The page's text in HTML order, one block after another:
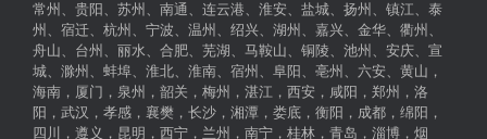
常州、贵阳、苏州、南通、连云港、淮安、盐城、扬州、镇江、泰
州、宿迁、杭州、宁波、温州、绍兴、湖州、嘉兴、金华、衢州、
舟山、台州、丽水、合肥、芜湖、马鞍山、铜陵、池州、安庆、宣
城、滁州、蚌埠、淮北、淮南、宿州、阜阳、亳州、六安、黄山，
海南，厦门，泉州，韶关，梅州，湛江，西安，咸阳，郑州，洛
阳，武汉，孝感，襄樊，长沙，湘潭，娄底，衡阳，成都，绵阳，
四川，遵义，昆明，西宁，兰州，南宁，桂林，青岛，淄博，烟